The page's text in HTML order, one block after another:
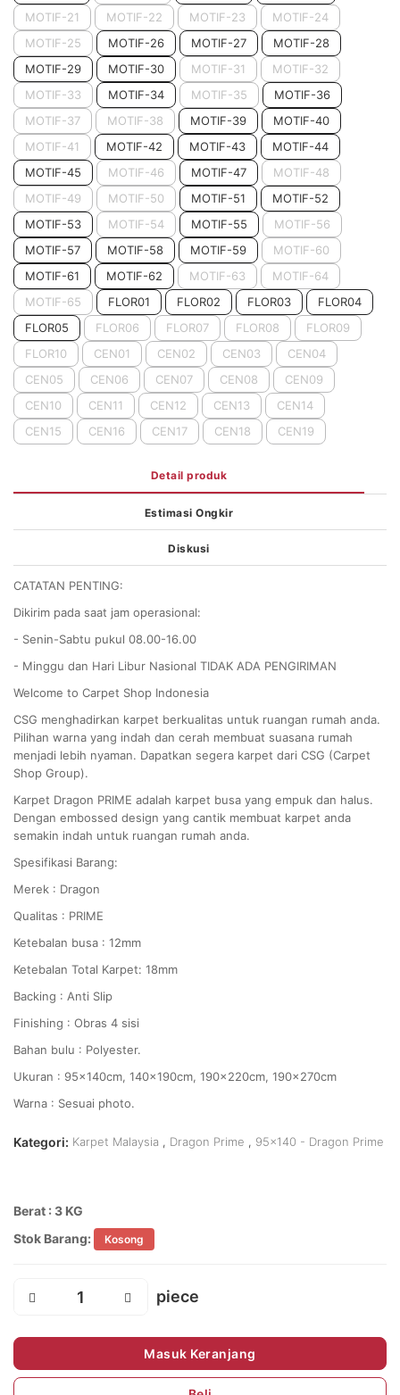
MOTIF-21 MOTIF-22 MOTIF-23
MOTIF-24
MOTIF-25
MOTIF-26 MOTIF-27
MOTIF-28
MOTIF-29
MOTIF-30 MOTIF-31
MOTIF-32
MOTIF-33
MOTIF-34 MOTIF-35
MOTIF-36
MOTIF-37
MOTIF-38 MOTIF-39
MOTIF-40
MOTIF-41
MOTIF-42 MOTIF-43
MOTIF-44
MOTIF-45
MOTIF-46 MOTIF-47
MOTIF-48
MOTIF-49
MOTIF-50 MOTIF-51
MOTIF-52
MOTIF-53
MOTIF-54 MOTIF-55
MOTIF-56
MOTIF-57
MOTIF-58 MOTIF-59
MOTIF-60
MOTIF-61
MOTIF-62 MOTIF-63
MOTIF-64
MOTIF-65
FLOR01 FLOR02 FLOR03
FLOR04
FLOR05
FLOR06 FLOR07 FLOR08
FLOR09
FLOR10
CEN01 CEN02 CEN03
CEN04
CEN05
CEN06 CEN07 CEN08
CEN09
CEN10
CEN11 CEN12 CEN13
CEN14
CEN15
CEN16 CEN17 CEN18 CEN19
Detail produk
Estimasi Ongkir
Diskusi
CATATAN PENTING:
Dikirim pada saat jam operasional:
- Senin-Sabtu pukul 08.00-16.00
- Minggu dan Hari Libur Nasional TIDAK ADA PENGIRIMAN
Welcome to Carpet Shop Indonesia
CSG menghadirkan karpet berkualitas untuk ruangan rumah anda.
Pilihan warna yang indah dan cerah membuat suasana rumah
menjadi lebih nyaman. Dapatkan segera karpet dari CSG (Carpet
Shop Group).
Karpet Dragon PRIME adalah karpet busa yang empuk dan halus.
Dengan embossed design yang cantik membuat karpet anda
semakin indah untuk ruangan rumah anda.
Spesifikasi Barang:
Merek : Dragon
Qualitas : PRIME
Ketebalan busa : 12mm
Ketebalan Total Karpet: 18mm
Backing : Anti Slip
Finishing : Obras 4 sisi
Bahan bulu : Polyester.
Ukuran : 95x140cm, 140x190cm, 190x220cm, 190x270cm
Warna : Sesuai photo.
Kategori: Karpet Malaysia , Dragon Prime , 95x140 - Dragon Prime
Berat : 3 KG
Stok Barang:
Kosong
Masuk Keranjang